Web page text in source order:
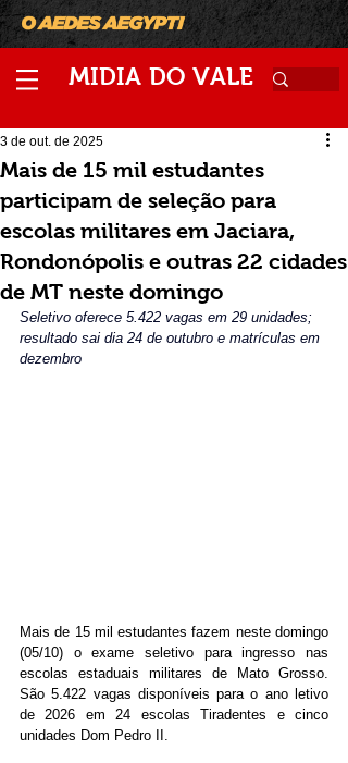
MIDIA DO VALE
Mais de 15 mil estudantes
participam de seleção para
escolas militares em Jaciara,
Rondonópolis e outras 22 cidades
de MT neste domingo
3 de out. de 2025
Seletivo oferece 5.422 vagas em 29 unidades;
resultado sai dia 24 de outubro e matrículas em
dezembro
Mais de 15 mil estudantes fazem neste domingo
(05/10) o exame seletivo para ingresso nas
escolas estaduais militares de Mato Grosso.
São 5.422 vagas disponíveis para o ano letivo
de 2026 em 24 escolas Tiradentes e cinco
unidades Dom Pedro II.